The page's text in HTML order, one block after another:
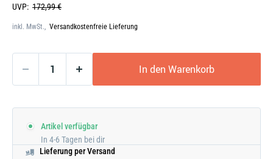
UVP: 172,99 €
inkl. MwSt., Versandkostenfreie Lieferung
In den Warenkorb
Artikel verfügbar
In 4-6 Tagen bei dir
Lieferung per Versand